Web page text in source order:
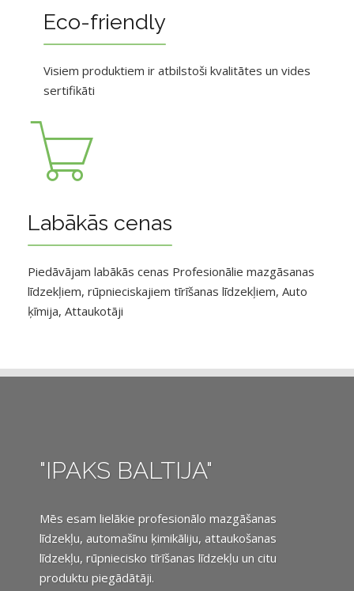
Eco-friendly
Visiem produktiem ir atbilstoši kvalitātes un vides
sertifikāti
Labākās cenas
Piedāvājam labākās cenas Profesionālie mazgāsanas
līdzekļiem, rūpnieciskajiem tīrīšanas līdzekļiem, Auto
ķīmija, Attaukotāji
"IPAKS BALTIJA"
Mēs esam lielākie profesionālo mazgāšanas
līdzekļu, automašīnu ķimikāliju, attaukošanas
līdzekļu, rūpniecisko tīrīšanas līdzekļu un citu
produktu piegādātāji.